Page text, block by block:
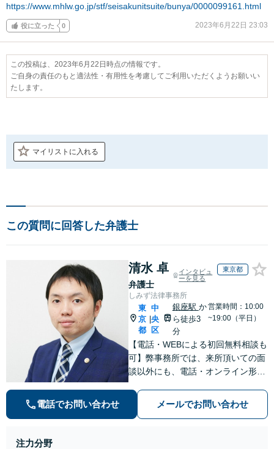
https://www.mhlw.go.jp/stf/seisakunitsuite/bunya/0000099161.html
役に立った 0 2023年6月22日 23:03
この投稿は、2023年6月22日時点の情報です。
ご自身の責任のもと適法性・有用性を考慮してご利用いただくようお願いい
たします。
マイリストに入れる
この質問に回答した弁護士
清水 卓
弁護士
インタビュ
ーを見る
東京都
しみず法律事務所
東
京
都
|
中
央
区
銀座駅 か
ら徒歩3
分
営業時間：10:00
~19:00（平日）
【電話・WEBによる初回無料相談も
可】弊事務所では、来所頂いての面
談以外にも、電話・オンライン形式
弁護士にご相談頂くことで、今のご
不安が和らぐとともに、問題解決の
電話でお問い合わせ メールでお問い合わせ
注力分野